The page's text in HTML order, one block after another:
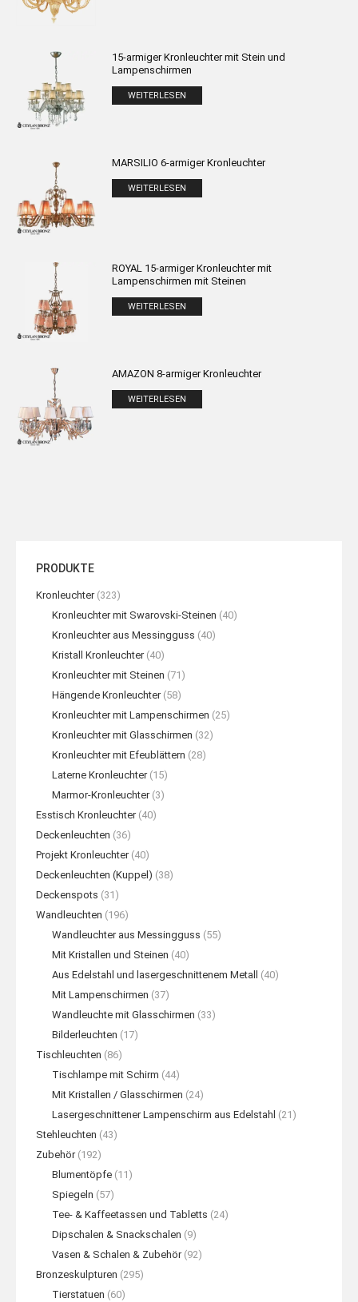
15-armiger Kronleuchter mit Stein und
Lampenschirmen
WEITERLESEN
MARSILIO 6-armiger Kronleuchter
WEITERLESEN
ROYAL 15-armiger Kronleuchter mit
Lampenschirmen mit Steinen
WEITERLESEN
AMAZON 8-armiger Kronleuchter
WEITERLESEN
PRODUKTE
Kronleuchter (323)
Kronleuchter mit Swarovski-Steinen (40)
Kronleuchter aus Messingguss (40)
Kristall Kronleuchter (40)
Kronleuchter mit Steinen (71)
Hängende Kronleuchter (58)
Kronleuchter mit Lampenschirmen (25)
Kronleuchter mit Glasschirmen (32)
Kronleuchter mit Efeublättern (28)
Laterne Kronleuchter (15)
Marmor-Kronleuchter (3)
Esstisch Kronleuchter (40)
Deckenleuchten (36)
Projekt Kronleuchter (40)
Deckenleuchten (Kuppel) (38)
Deckenspots (31)
Wandleuchten (196)
Wandleuchter aus Messingguss (55)
Mit Kristallen und Steinen (40)
Aus Edelstahl und lasergeschnittenem Metall
(40)
Mit Lampenschirmen (37)
Wandleuchte mit Glasschirmen (33)
Bilderleuchten (17)
Tischleuchten (86)
Tischlampe mit Schirm (44)
Mit Kristallen / Glasschirmen (24)
Lasergeschnittener Lampenschirm aus Edelstahl (21)
Stehleuchten (43)
Zubehör (192)
Blumentöpfe (11)
Spiegeln (57)
Tee- & Kaffeetassen und Tabletts (24)
Dipschalen & Snackschalen (9)
Vasen & Schalen & Zubehör (92)
Bronzeskulpturen (295)
Tierstatuen (60)